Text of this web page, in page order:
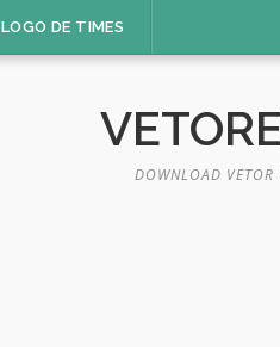
LOGO DE TIMES
DOWNLOAD VETOR